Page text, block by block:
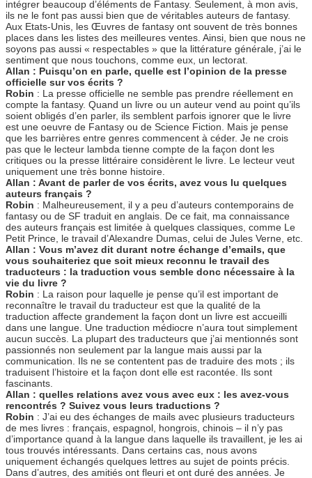
intégrer beaucoup d’éléments de Fantasy. Seulement, à mon avis,
ils ne le font pas aussi bien que de véritables auteurs de fantasy.
Aux Etats-Unis, les Œuvres de fantasy ont souvent de très bonnes
places dans les listes des meilleures ventes. Ainsi, bien que nous ne
soyons pas aussi « respectables » que la littérature générale, j’ai le
sentiment que nous touchons, comme eux, un lectorat.
Allan : Puisqu’on en parle, quelle est l’opinion de la presse
officielle sur vos écrits ?
Robin : La presse officielle ne semble pas prendre réellement en
compte la fantasy. Quand un livre ou un auteur vend au point qu’ils
soient obligés d’en parler, ils semblent parfois ignorer que le livre
est une oeuvre de Fantasy ou de Science Fiction. Mais je pense
que les barrières entre genres commencent à céder. Je ne crois
pas que le lecteur lambda tienne compte de la façon dont les
critiques ou la presse littéraire considèrent le livre. Le lecteur veut
uniquement une très bonne histoire.
Allan : Avant de parler de vos écrits, avez vous lu quelques
auteurs français ?
Robin : Malheureusement, il y a peu d’auteurs contemporains de
fantasy ou de SF traduit en anglais. De ce fait, ma connaissance
des auteurs français est limitée à quelques classiques, comme Le
Petit Prince, le travail d’Alexandre Dumas, celui de Jules Verne, etc.
Allan : Vous m’avez dit durant notre échange d’emails, que
vous souhaiteriez que soit mieux reconnu le travail des
traducteurs : la traduction vous semble donc nécessaire à la
vie du livre ?
Robin : La raison pour laquelle je pense qu’il est important de
reconnaître le travail du traducteur est que la qualité de la
traduction affecte grandement la façon dont un livre est accueilli
dans une langue. Une traduction médiocre n’aura tout simplement
aucun succès. La plupart des traducteurs que j’ai mentionnés sont
passionnés non seulement par la langue mais aussi par la
communication. Ils ne se contentent pas de traduire des mots ; ils
traduisent l’histoire et la façon dont elle est racontée. Ils sont
fascinants.
Allan : quelles relations avez vous avec eux : les avez-vous
rencontrés ? Suivez vous leurs traductions ?
Robin : J’ai eu des échanges de mails avec plusieurs traducteurs
de mes livres : français, espagnol, hongrois, chinois – il n’y pas
d’importance quand à la langue dans laquelle ils travaillent, je les ai
tous trouvés intéressants. Dans certains cas, nous avons
uniquement échangés quelques lettres au sujet de points précis.
Dans d’autres, des amitiés ont fleuri et ont duré des années. Je